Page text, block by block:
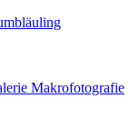
Makrofotografie